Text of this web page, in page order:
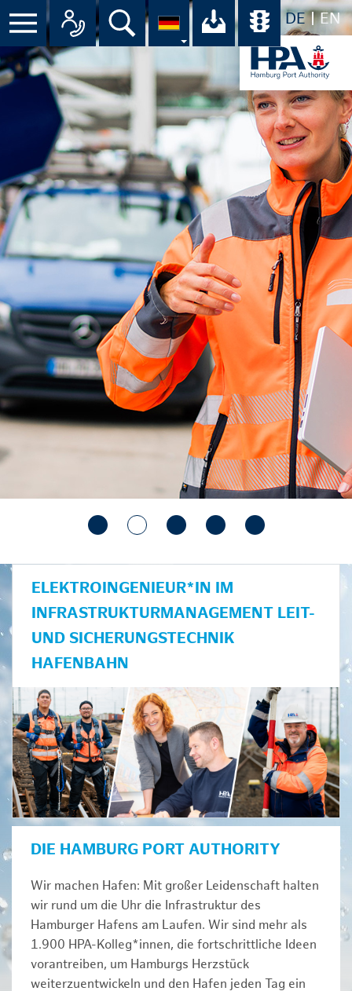
DE EN
Menü Alle Ansprechpartner im
Suche Ihr Download-
ELEKTROINGENIEUR*IN IM
INFRASTRUKTURMANAGEMENT LEIT-
UND SICHERUNGSTECHNIK
HAFENBAHN
DIE HAMBURG PORT AUTHORITY
Wir machen Hafen: Mit großer Leidenschaft halten
wir rund um die Uhr die Infrastruktur des
Hamburger Hafens am Laufen. Wir sind mehr als
1.900 HPA-Kolleg*innen, die fortschrittliche Ideen
vorantreiben, um Hamburgs Herzstück
weiterzuentwickeln und den Hafen jeden Tag ein